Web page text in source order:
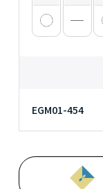
EGM01-454